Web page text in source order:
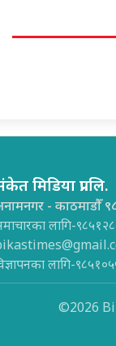
मिडिया प्रा.लि.
- काठमाडौँ
लागि-
लागि-
©2026